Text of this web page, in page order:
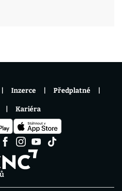
Inzerce Předplatné
Kariéra